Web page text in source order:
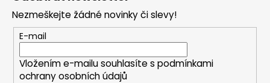
Nezmeškejte žádné novinky či slevy!
E-mail
Vložením e-mailu souhlasíte s podmínkami
ochrany osobních údajů